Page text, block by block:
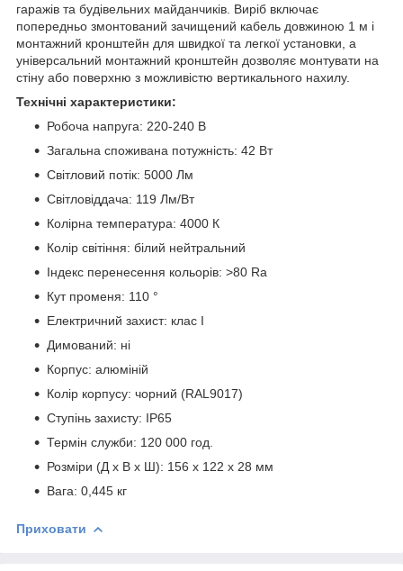
гаражів та будівельних майданчиків. Виріб включає
попередньо змонтований зачищений кабель довжиною 1 м і
монтажний кронштейн для швидкої та легкої установки, а
універсальний монтажний кронштейн дозволяє монтувати на
стіну або поверхню з можливістю вертикального нахилу.
Технічні характеристики:
Робоча напруга: 220-240 В
Загальна споживана потужність: 42 Вт
Світловий потік: 5000 Лм
Світловіддача: 119 Лм/Вт
Колірна температура: 4000 К
Колір світіння: білий нейтральний
Індекс перенесення кольорів: >80 Ra
Кут променя: 110 °
Електричний захист: клас I
Димований: ні
Корпус: алюміній
Колір корпусу: чорний (RAL9017)
Ступінь захисту: IP65
Термін служби: 120 000 год.
Розміри (Д x В x Ш): 156 х 122 x 28 мм
Вага: 0,445 кг
Приховати